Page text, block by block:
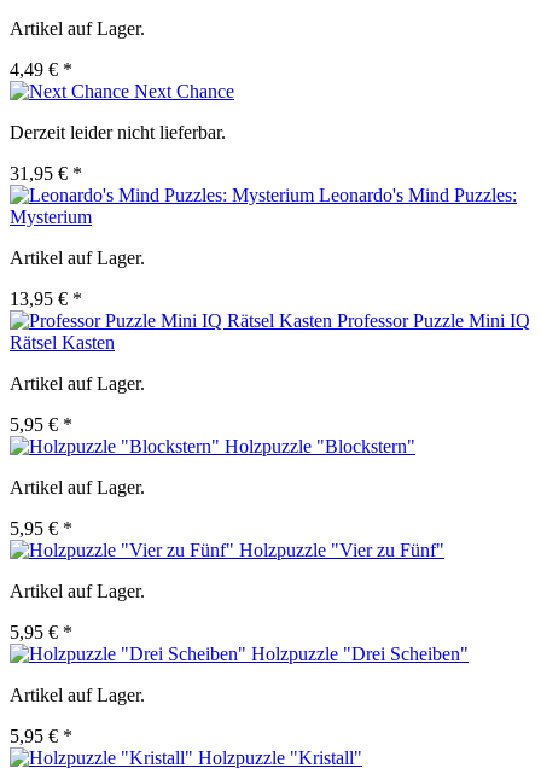
Artikel auf Lager.
4,49 € *
Next Chance
Derzeit leider nicht lieferbar.
31,95 € *
Leonardo's Mind Puzzles:
Mysterium
Artikel auf Lager.
13,95 € *
Professor Puzzle Mini IQ
Rätsel Kasten
Artikel auf Lager.
5,95 € *
Holzpuzzle "Blockstern"
Artikel auf Lager.
5,95 € *
Holzpuzzle "Vier zu Fünf"
Artikel auf Lager.
5,95 € *
Holzpuzzle "Drei Scheiben"
Artikel auf Lager.
5,95 € *
Holzpuzzle "Kristall"